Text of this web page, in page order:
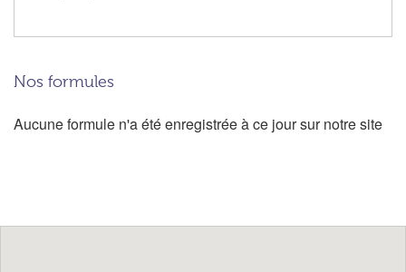
Nos formules
Aucune formule n'a été enregistrée à ce jour sur notre site